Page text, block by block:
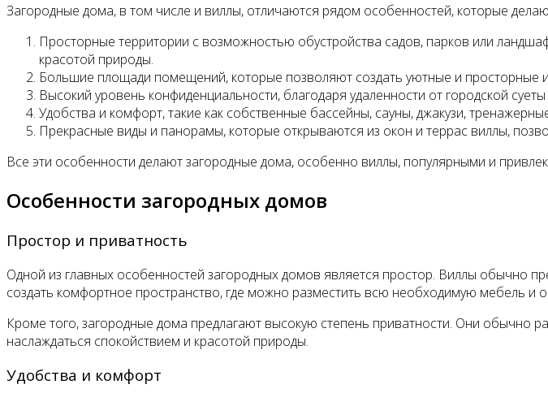
Загородные дома, в том числе и виллы, отличаются рядом особенностей, которые
Просторные территории с возможностью обустройства садов, парков или
красотой природы.
Большие площади помещений, которые позволяют создать уютные и просторные
Высокий уровень конфиденциальности, благодаря удаленности от городской
Удобства и комфорт, такие как собственные бассейны, сауны, джакузи,
Прекрасные виды и панорамы, которые открываются из окон и террас виллы,
Все эти особенности делают загородные дома, особенно виллы, популярными и
Особенности загородных домов
Простор и приватность
Одной из главных особенностей загородных домов является простор. Виллы обычно
создать комфортное пространство, где можно разместить всю необходимую мебель и
Кроме того, загородные дома предлагают высокую степень приватности. Они обычно
наслаждаться спокойствием и красотой природы.
Удобства и комфорт